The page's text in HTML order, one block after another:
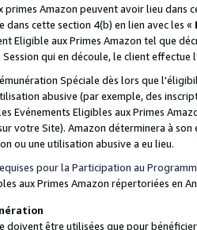
primes Amazon peuvent avoir lieu dans
cette section 4(b) en lien avec les «
Eligible aux Primes Amazon tel que
qui en découle, le client
Spéciale dès lors que
abusive (par exemple, des
Evénements Eligibles aux Primes
votre Site). Amazon déterminera à
ou une utilisation abusive a eu lieu.
pour la Participation au
aux Primes Amazon répertoriées en
doivent être utilisées que pour